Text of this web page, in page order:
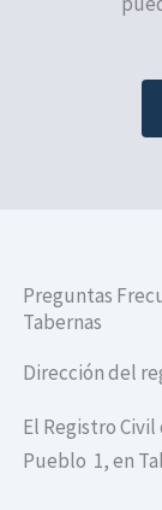
Preguntas
Tabernas
Dirección del
El Registro
Pueblo 1, en